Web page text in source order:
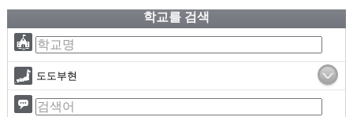
학교를 검색
도도부현